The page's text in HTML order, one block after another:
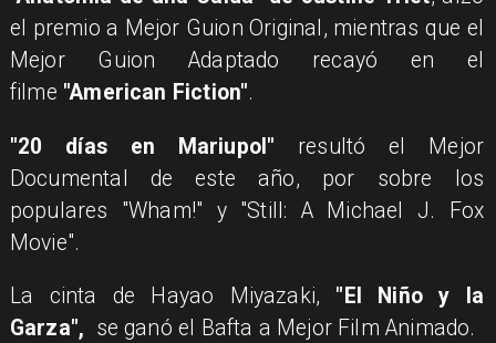
el premio a Mejor Guion Original, mientras que el
Mejor Guion Adaptado recayó en el
filme "American Fiction".
"20 días en Mariupol" resultó el Mejor
Documental de este año, por sobre los
populares "Wham!" y "Still: A Michael J. Fox
Movie".
La cinta de Hayao Miyazaki, "El Niño y la
Garza", se ganó el Bafta a Mejor Film Animado.